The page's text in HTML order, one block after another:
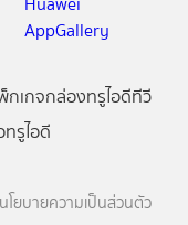
กเกจกล่องทรูไอดีทีวี
รูไอดี
นโยบายความเป็นส่วนตัว